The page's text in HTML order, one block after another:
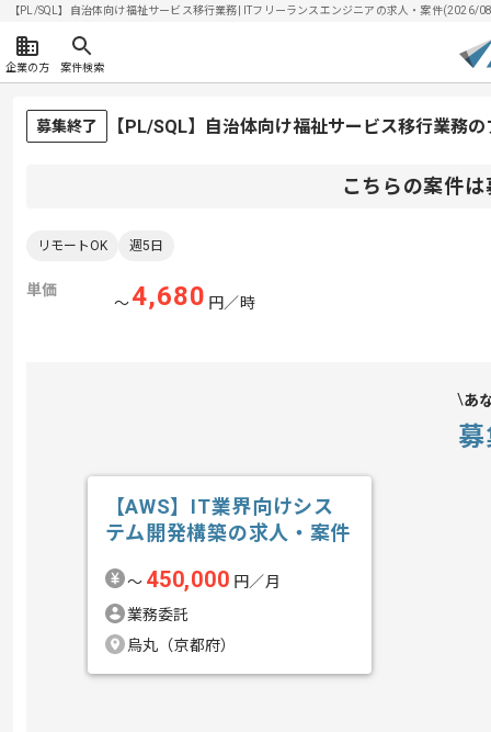
【PL/SQL】自治体向け福祉サービス移行業務| ITフリーランスエンジニアの求人・案件(2026/
企業の方 案件検索
募集終了 【PL/SQL】自治体向け福祉サービス移行業務
こちらの案件
リモートOK 週5日
単価
〜4,680 円／時
あ
【AWS】IT業界向けシス
テム開発構築の求人・案件
〜 450,000 円／月
業務委託
烏丸（京都府）